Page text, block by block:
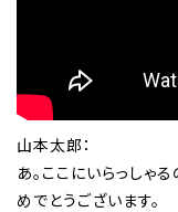
山本太郎：
あ。ここにいらっしゃ
めでとうございます。